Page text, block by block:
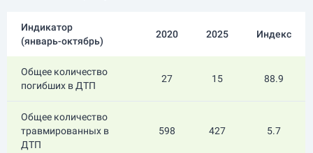
Индикатор
(январь-октябрь)
2020 2025 Индекс
Общее количество
погибших в ДТП
27 15 88.9
Общее количество
травмированных в
ДТП
598 427 5.7